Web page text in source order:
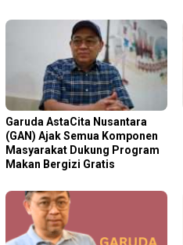
Garuda AstaCita Nusantara
(GAN) Ajak Semua Komponen
Masyarakat Dukung Program
Makan Bergizi Gratis